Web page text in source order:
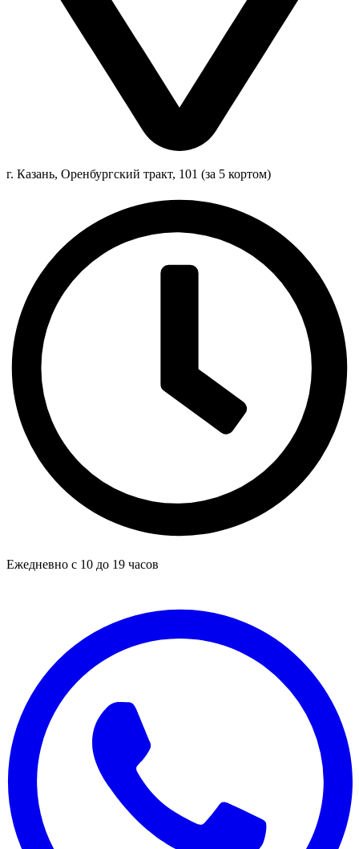
г. Казань, Оренбургский тракт, 101 (за 5 кортом)
Ежедневно с 10 до 19 часов